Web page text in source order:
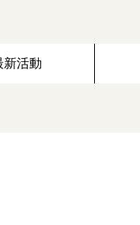
新活動